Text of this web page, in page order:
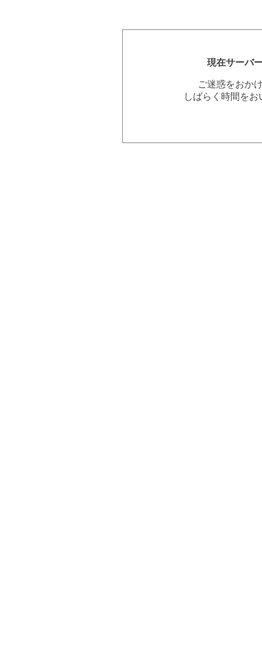
現在サーバ
ご迷惑をおか
しばらく時間を